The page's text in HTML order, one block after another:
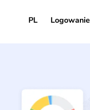
PL Logowanie